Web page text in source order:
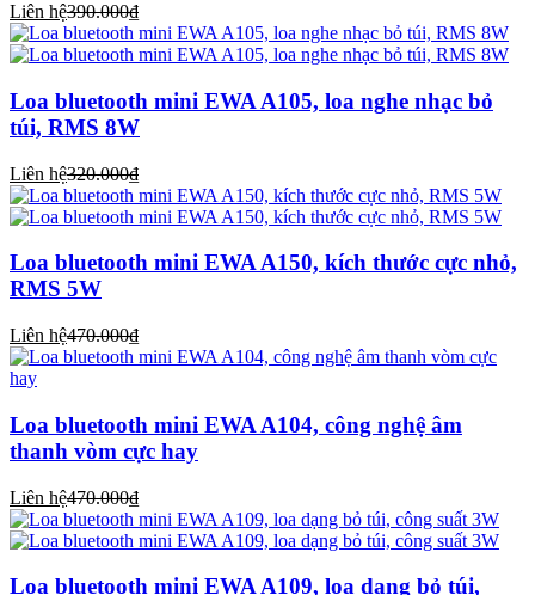
Liên hệ390.000₫
Loa bluetooth mini EWA A105, loa nghe nhạc bỏ
túi, RMS 8W
Liên hệ320.000₫
Loa bluetooth mini EWA A150, kích thước cực nhỏ,
RMS 5W
Liên hệ470.000₫
Loa bluetooth mini EWA A104, công nghệ âm
thanh vòm cực hay
Liên hệ470.000₫
Loa bluetooth mini EWA A109, loa dạng bỏ túi,